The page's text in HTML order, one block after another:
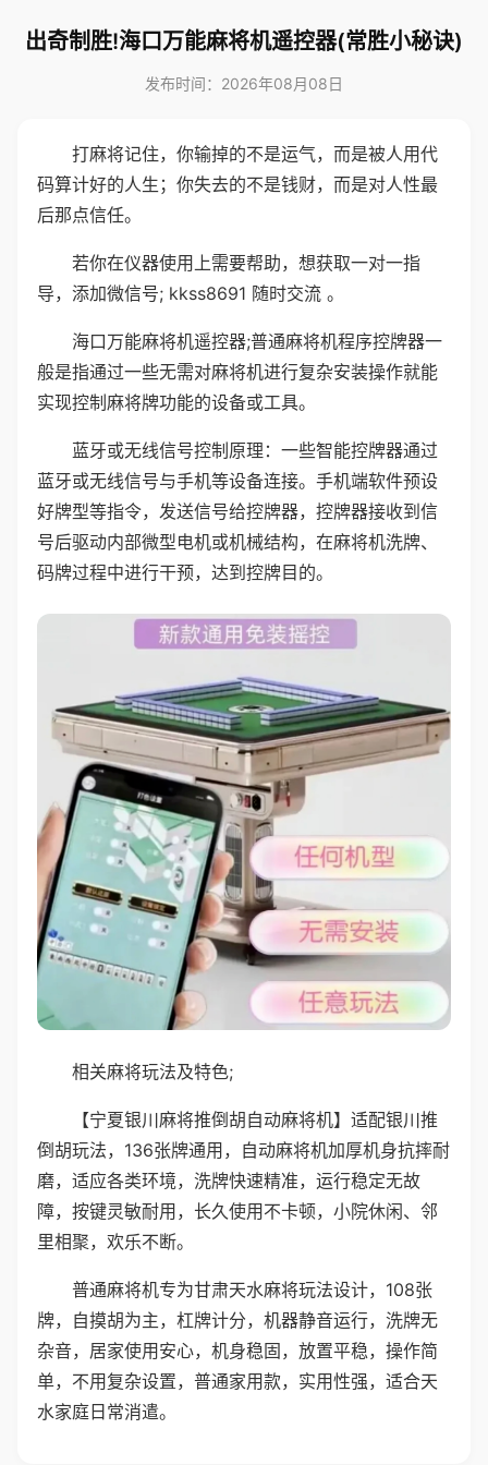
出奇制胜!海口万能麻将机遥控器(常胜小秘诀)
发布时间：2026年08月08日
打麻将记住，你输掉的不是运气，而是被人用代
码算计好的人生；你失去的不是钱财，而是对人性最
后那点信任。
若你在仪器使用上需要帮助，想获取一对一指
导，添加微信号; kkss8691 随时交流 。
海口万能麻将机遥控器;普通麻将机程序控牌器一
般是指通过一些无需对麻将机进行复杂安装操作就能
实现控制麻将牌功能的设备或工具。
蓝牙或无线信号控制原理：一些智能控牌器通过
蓝牙或无线信号与手机等设备连接。手机端软件预设
好牌型等指令，发送信号给控牌器，控牌器接收到信
号后驱动内部微型电机或机械结构，在麻将机洗牌、
码牌过程中进行干预，达到控牌目的。
相关麻将玩法及特色;
【宁夏银川麻将推倒胡自动麻将机】适配银川推
倒胡玩法，136张牌通用，自动麻将机加厚机身抗摔耐
磨，适应各类环境，洗牌快速精准，运行稳定无故
障，按键灵敏耐用，长久使用不卡顿，小院休闲、邻
里相聚，欢乐不断。
普通麻将机专为甘肃天水麻将玩法设计，108张
牌，自摸胡为主，杠牌计分，机器静音运行，洗牌无
杂音，居家使用安心，机身稳固，放置平稳，操作简
单，不用复杂设置，普通家用款，实用性强，适合天
水家庭日常消遣。